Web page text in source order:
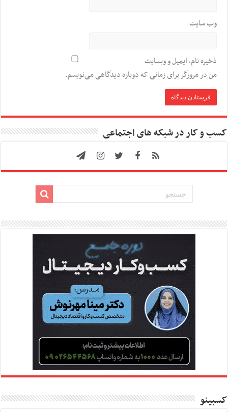
وب‌ سایت
ذخیره نام، ایمیل و وبسایت
من در مرورگر برای زمانی که دوباره دیدگاهی می‌نویسم.
کسب و کار در شبکه های اجتماعی
کسبینو